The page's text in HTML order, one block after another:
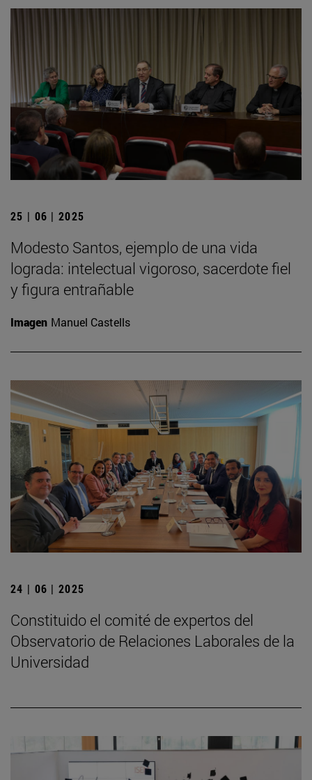
25 | 06 | 2025
Modesto Santos, ejemplo de una vida
lograda: intelectual vigoroso, sacerdote fiel
y figura entrañable
Imagen Manuel Castells
24 | 06 | 2025
Constituido el comité de expertos del
Observatorio de Relaciones Laborales de la
Universidad